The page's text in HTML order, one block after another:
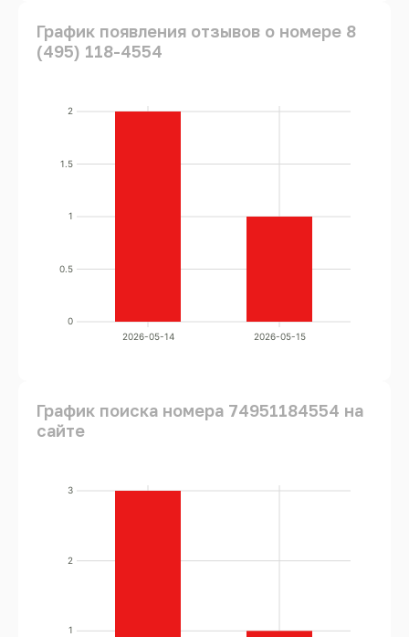
График появления отзывов о номере 8
(495) 118-4554
0
0.5
1
1.5
2
2026-05-14 2026-05-15
График поиска номера 74951184554 на
сайте
1
2
3